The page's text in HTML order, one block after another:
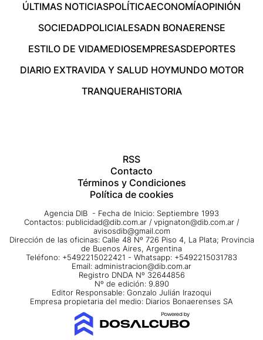
ÚLTIMAS NOTICIASPOLÍTICAECONOMÍAOPINIÓN
SOCIEDADPOLICIALESADN BONAERENSE
ESTILO DE VIDAMEDIOSEMPRESASDEPORTES
DIARIO EXTRAVIDA Y SALUD HOYMUNDO MOTOR
TRANQUERAHISTORIA
RSS
Contacto
Términos y Condiciones
Política de cookies
Agencia DIB - Fecha de Inicio: Septiembre 1993
Contactos: publicidad@dib.com.ar / vpignaton@dib.com.ar /
avisosdib@gmail.com
Dirección de las oficinas: Calle 48 Nº 726 Piso 4, La Plata; Provincia
de Buenos Aires, Argentina
Teléfono: +5492215022421 - Whatsapp: +5492215031783
Email: administracion@dib.com.ar
Registro DNDA Nº 32644856
Nº de edición: 9.890
Editor Responsable: Gonzalo Julián Irazoqui
Empresa propietaria del medio: Diarios Bonaerenses SA